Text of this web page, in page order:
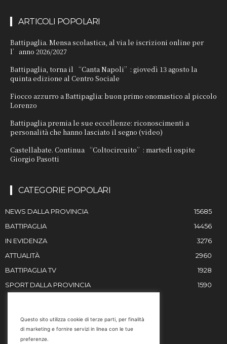
ARTICOLI POPOLARI
Battipaglia. Mensa scolastica, al via le iscrizioni online per
l’anno 2026/2027
Battipaglia, torna il “Canta Napoli”: giovedì 13 agosto la
quinta edizione al Centro Sociale
Fiocco azzurro a Battipaglia: buon primo onomastico al piccolo
Lorenzo
Battipaglia premia le sue eccellenze: riconoscimenti a
personalità che hanno lasciato il segno (video)
Castellabate. Continua “Coltocircuito”: martedì ospite
Giorgio Pasotti
CATEGORIE POPOLARI
NEWS DALLA PROVINCIA
15685
BATTIPAGLIA
14456
IN EVIDENZA
3276
ATTUALITÀ
2960
BATTIPAGLIA TV
1928
SPORT DALLA PROVINCIA
1590
Email
Questo sito utilizza cookie di terze parti, per finalità
di marketing e fornire servizi in linea con le tue
preferenze.